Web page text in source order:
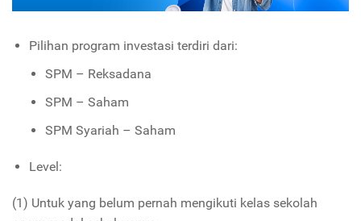
Pilihan program investasi terdiri dari:
SPM – Reksadana
SPM – Saham
SPM Syariah – Saham
Level:
(1) Untuk yang belum pernah mengikuti kelas sekolah